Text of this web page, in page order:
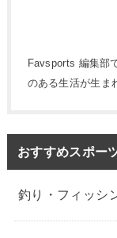
Favsports 編集部
のある生活が生ま
おすすめスポー
釣り・フィッシ